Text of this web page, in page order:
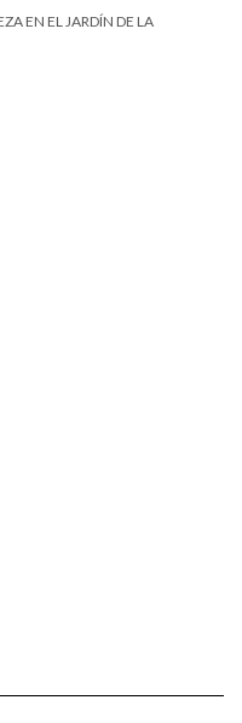
EN EL JARDÍN DE LA